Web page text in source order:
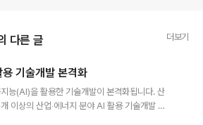
다른 글 더보기
기술개발 본격화
능(AI)을 활용한 기술개발이 본격화됩니다. 산
이상의 산업‧에너지 분야 AI 활용 기술개발 과